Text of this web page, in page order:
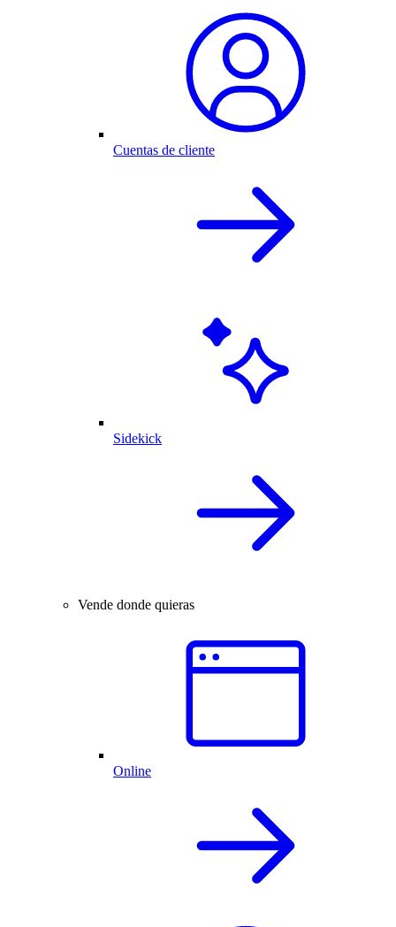
Cuentas de cliente
Sidekick
Vende donde quieras
Online